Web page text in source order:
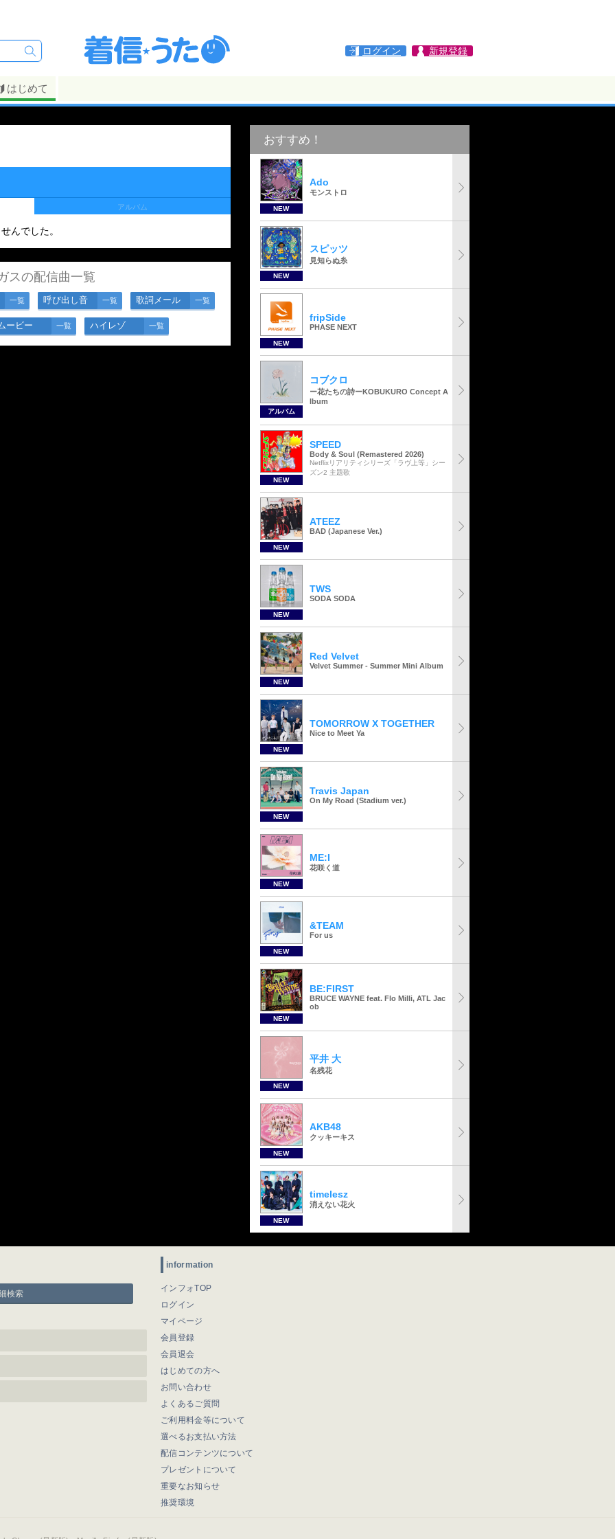
ログイン 新規登録
はじめて
アルバム
んでした。
スの配信曲一覧
一覧 呼び出し音 一覧 歌詞メール 一覧
ービー 一覧 ハイレゾ 一覧
おすすめ！
NEW
Ado
モンストロ
NEW
スピッツ
見知らぬ糸
NEW
fripSide
PHASE NEXT
アルバム
コブクロ
ー花たちの詩ーKOBUKURO Concept A
lbum
NEW
SPEED
Body & Soul (Remastered 2026)
Netflixリアリティシリーズ「ラヴ上等」シー
ズン2 主題歌
NEW
ATEEZ
BAD (Japanese Ver.)
NEW
TWS
SODA SODA
NEW
Red Velvet
Velvet Summer - Summer Mini Album
NEW
TOMORROW X TOGETHER
Nice to Meet Ya
NEW
Travis Japan
On My Road (Stadium ver.)
NEW
ME:I
花咲く道
NEW
&TEAM
For us
NEW
BE:FIRST
BRUCE WAYNE feat. Flo Milli, ATL Jac
ob
NEW
平井 大
名残花
NEW
AKB48
クッキーキス
NEW
timelesz
消えない花火
検索
information
インフォTOP
ログイン
マイページ
会員登録
会員退会
はじめての方へ
お問い合わせ
よくあるご質問
ご利用料金等について
選べるお支払い方法
配信コンテンツについて
プレゼントについて
重要なお知らせ
推奨環境